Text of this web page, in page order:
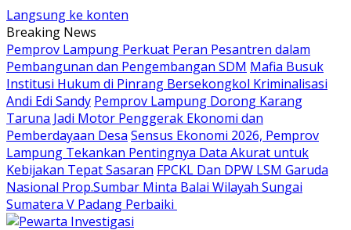
Langsung ke konten
Breaking News
Pemprov Lampung Perkuat Peran Pesantren dalam
Pembangunan dan Pengembangan SDM Mafia Busuk
Institusi Hukum di Pinrang Bersekongkol Kriminalisasi
Andi Edi Sandy Pemprov Lampung Dorong Karang
Taruna Jadi Motor Penggerak Ekonomi dan
Pemberdayaan Desa Sensus Ekonomi 2026, Pemprov
Lampung Tekankan Pentingnya Data Akurat untuk
Kebijakan Tepat Sasaran FPCKL Dan DPW LSM Garuda
Nasional Prop.Sumbar Minta Balai Wilayah Sungai
Sumatera V Padang Perbaiki